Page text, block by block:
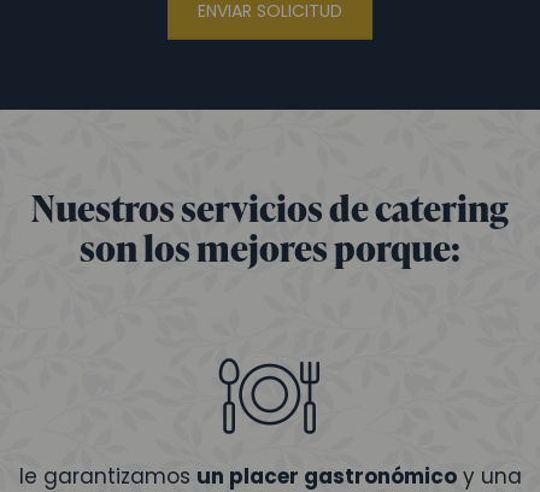
ENVIAR SOLICITUD
Nuestros servicios de catering
son los mejores porque:
le garantizamos un placer gastronómicoy una